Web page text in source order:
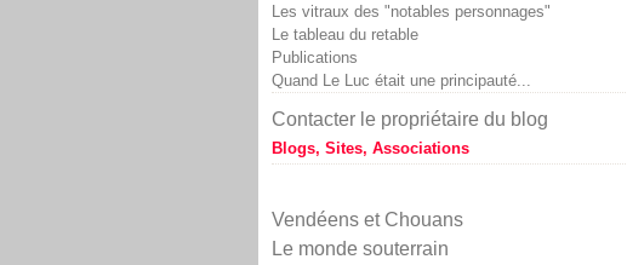
Les vitraux des "notables personnages"
Le tableau du retable
Publications
Quand Le Luc était une principauté...
Contacter le propriétaire du blog
Blogs, Sites, Associations
Vendéens et Chouans
Le monde souterrain